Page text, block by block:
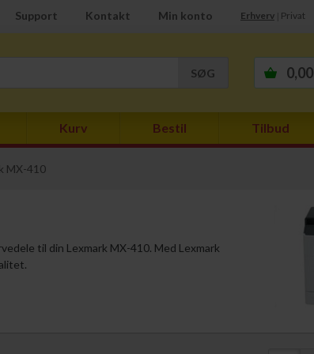
Support Kontakt Min konto Erhverv Privat
0,00
Kurv Bestil Tilbud
MX-410
til din Lexmark MX-410. Med Lexmark